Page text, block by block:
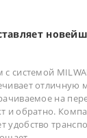
системой
отличную
на
и обратно.
удобство